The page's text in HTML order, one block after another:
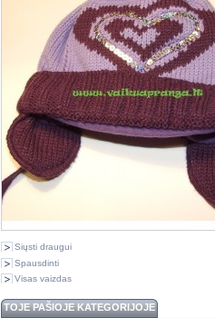
Siųsti draugui
Spausdinti
Visas vaizdas
TOJE PAŠIOJE KATEGORIJOJE